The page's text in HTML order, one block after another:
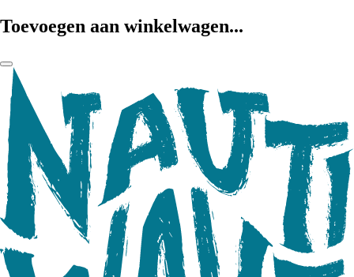
Toevoegen aan winkelwagen...